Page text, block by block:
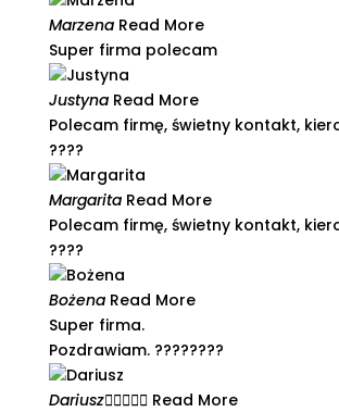
MarzenaRead More
Super firma polecam
JustynaRead More
Polecam firmę, świetny kontakt,
????​
MargaritaRead More
Polecam firmę, świetny kontakt,
????​
BożenaRead More
Super firma.
Pozdrawiam. ????????
Dariusz Read More